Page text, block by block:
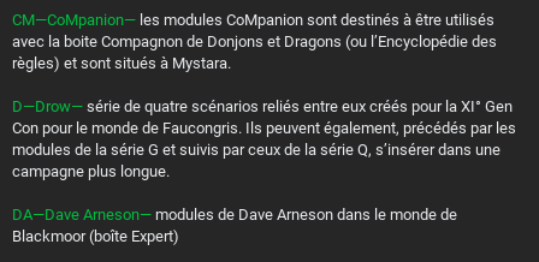
CM—CoMpanion— les modules CoMpanion sont destinés à être utilisés
avec la boite Compagnon de Donjons et Dragons (ou l’Encyclopédie des
règles) et sont situés à Mystara.
D—Drow— série de quatre scénarios reliés entre eux créés pour la XI° Gen
Con pour le monde de Faucongris. Ils peuvent également, précédés par les
modules de la série G et suivis par ceux de la série Q, s’insérer dans une
campagne plus longue.
DA—Dave Arneson— modules de Dave Arneson dans le monde de
Blackmoor (boîte Expert)